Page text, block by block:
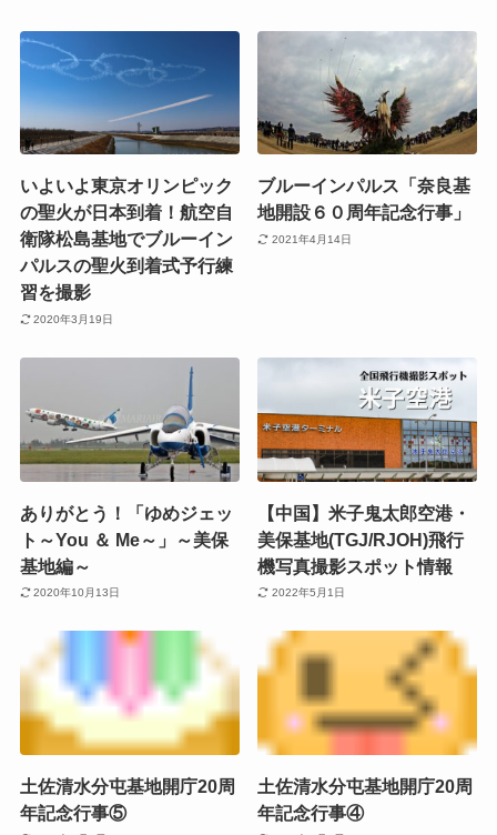
いよいよ東京オリンピック
の聖火が日本到着！航空自
衛隊松島基地でブルーイン
パルスの聖火到着式予行練
習を撮影
2020年3月19日
ブルーインパルス「奈良基
地開設６０周年記念行事」
2021年4月14日
ありがとう！「ゆめジェッ
ト～You ＆ Me～」～美保
基地編～
2020年10月13日
【中国】米子鬼太郎空港・
美保基地(TGJ/RJOH)飛行
機写真撮影スポット情報
2022年5月1日
土佐清水分屯基地開庁20周
年記念行事⑤
土佐清水分屯基地開庁20周
年記念行事④